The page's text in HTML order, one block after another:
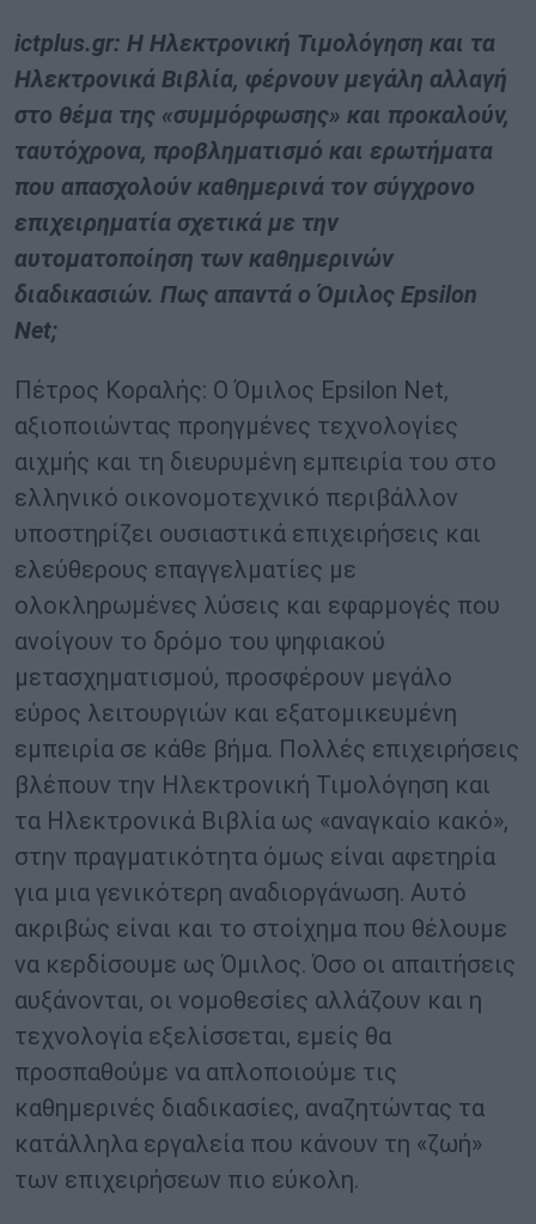
ictplus.gr: Η Ηλεκτρονική Τιμολόγηση και τα
Ηλεκτρονικά Βιβλία, φέρνουν μεγάλη αλλαγή
στο θέμα της «συμμόρφωσης» και προκαλούν,
ταυτόχρονα, προβληματισμό και ερωτήματα
που απασχολούν καθημερινά τον σύγχρονο
επιχειρηματία σχετικά με την
αυτοματοποίηση των καθημερινών
διαδικασιών. Πως απαντά ο Όμιλος Epsilon
Net;
Πέτρος Κοραλής: O Όμιλος Epsilon Net,
αξιοποιώντας προηγμένες τεχνολογίες
αιχμής και τη διευρυμένη εμπειρία του στο
ελληνικό οικονομοτεχνικό περιβάλλον
υποστηρίζει ουσιαστικά επιχειρήσεις και
ελεύθερους επαγγελματίες με
ολοκληρωμένες λύσεις και εφαρμογές που
ανοίγουν το δρόμο του ψηφιακού
μετασχηματισμού, προσφέρουν μεγάλο
εύρος λειτουργιών και εξατομικευμένη
εμπειρία σε κάθε βήμα. Πολλές επιχειρήσεις
βλέπουν την Ηλεκτρονική Τιμολόγηση και
τα Ηλεκτρονικά Βιβλία ως «αναγκαίο κακό»,
στην πραγματικότητα όμως είναι αφετηρία
για μια γενικότερη αναδιοργάνωση. Αυτό
ακριβώς είναι και το στοίχημα που θέλουμε
να κερδίσουμε ως Όμιλος. Όσο οι απαιτήσεις
αυξάνονται, οι νομοθεσίες αλλάζουν και η
τεχνολογία εξελίσσεται, εμείς θα
προσπαθούμε να απλοποιούμε τις
καθημερινές διαδικασίες, αναζητώντας τα
κατάλληλα εργαλεία που κάνουν τη «ζωή»
των επιχειρήσεων πιο εύκολη.